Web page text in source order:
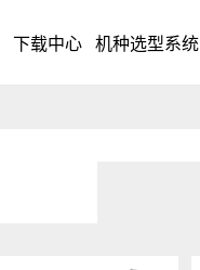
下载中心 机种选型系统